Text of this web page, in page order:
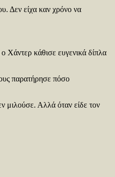
Δεν είχα καν χρόνο να
Χάντερ κάθισε ευγενικά δίπλα
παρατήρησε πόσο
μιλούσε. Αλλά όταν είδε τον